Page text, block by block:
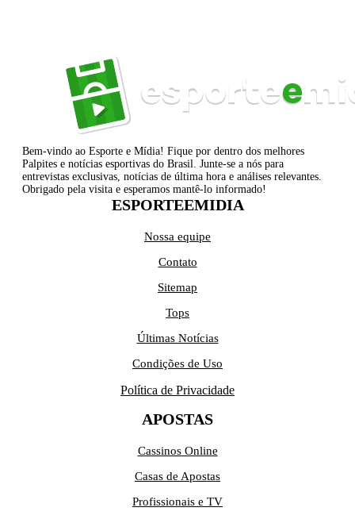
Bem-vindo ao Esporte e Mídia! Fique por dentro dos melhores
Palpites e notícias esportivas do Brasil. Junte-se a nós para
entrevistas exclusivas, notícias de última hora e análises relevantes.
Obrigado pela visita e esperamos mantê-lo informado!
ESPORTEEMIDIA
Nossa equipe
Contato
Sitemap
Tops
Últimas Notícias
Condições de Uso
Política de Privacidade
APOSTAS
Cassinos Online
Casas de Apostas
Profissionais e TV